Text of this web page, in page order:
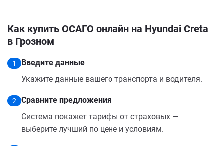
Как купить ОСАГО онлайн на Hyundai Creta
в Грозном
1
Введите данные
Укажите данные вашего транспорта и водителя.
2
Сравните предложения
Система покажет тарифы от страховых —
выберите лучший по цене и условиям.